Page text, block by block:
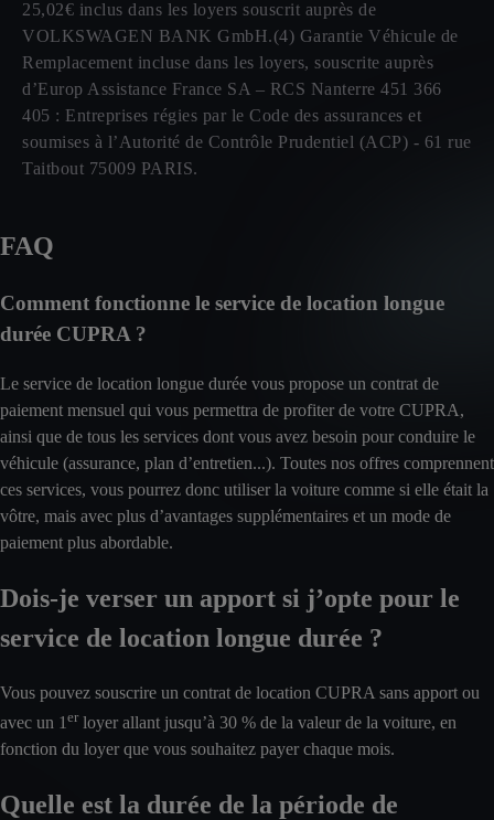
25,02€ inclus dans les loyers souscrit auprès de
VOLKSWAGEN BANK GmbH.(4) Garantie Véhicule de
Remplacement incluse dans les loyers, souscrite auprès
d’Europ Assistance France SA – RCS Nanterre 451 366
405 : Entreprises régies par le Code des assurances et
soumises à l’Autorité de Contrôle Prudentiel (ACP) - 61 rue
Taitbout 75009 PARIS.
FAQ
Comment fonctionne le service de location longue
durée CUPRA ?
Le service de location longue durée vous propose un contrat de
paiement mensuel qui vous permettra de profiter de votre CUPRA,
ainsi que de tous les services dont vous avez besoin pour conduire le
véhicule (assurance, plan d’entretien...). Toutes nos offres comprennent
ces services, vous pourrez donc utiliser la voiture comme si elle était la
vôtre, mais avec plus d’avantages supplémentaires et un mode de
paiement plus abordable.
Dois-je verser un apport si j’opte pour le
service de location longue durée ?
Vous pouvez souscrire un contrat de location CUPRA sans apport ou
avec un 1 erloyer allant jusqu’à 30 % de la valeur de la voiture, en
fonction du loyer que vous souhaitez payer chaque mois.
Quelle est la durée de la période de